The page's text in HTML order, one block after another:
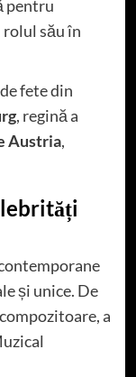
pentru
rolul său în
fete din
, regină a
Austria,
și unice. De
a